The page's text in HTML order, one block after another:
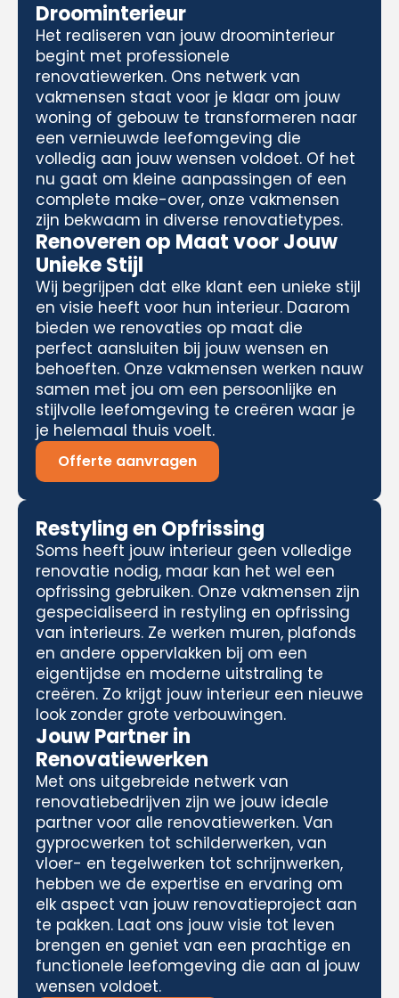
Droominterieur
Het realiseren van jouw droominterieur
begint met professionele
renovatiewerken. Ons netwerk van
vakmensen staat voor je klaar om jouw
woning of gebouw te transformeren naar
een vernieuwde leefomgeving die
volledig aan jouw wensen voldoet. Of het
nu gaat om kleine aanpassingen of een
complete make-over, onze vakmensen
zijn bekwaam in diverse renovatietypes.
Renoveren op Maat voor Jouw
Unieke Stijl
Wij begrijpen dat elke klant een unieke stijl
en visie heeft voor hun interieur. Daarom
bieden we renovaties op maat die
perfect aansluiten bij jouw wensen en
behoeften. Onze vakmensen werken nauw
samen met jou om een persoonlijke en
stijlvolle leefomgeving te creëren waar je
je helemaal thuis voelt.
Offerte aanvragen
Restyling en Opfrissing
Soms heeft jouw interieur geen volledige
renovatie nodig, maar kan het wel een
opfrissing gebruiken. Onze vakmensen zijn
gespecialiseerd in restyling en opfrissing
van interieurs. Ze werken muren, plafonds
en andere oppervlakken bij om een
eigentijdse en moderne uitstraling te
creëren. Zo krijgt jouw interieur een nieuwe
look zonder grote verbouwingen.
Jouw Partner in
Renovatiewerken
Met ons uitgebreide netwerk van
renovatiebedrijven zijn we jouw ideale
partner voor alle renovatiewerken. Van
gyprocwerken tot schilderwerken, van
vloer- en tegelwerken tot schrijnwerken,
hebben we de expertise en ervaring om
elk aspect van jouw renovatieproject aan
te pakken. Laat ons jouw visie tot leven
brengen en geniet van een prachtige en
functionele leefomgeving die aan al jouw
wensen voldoet.